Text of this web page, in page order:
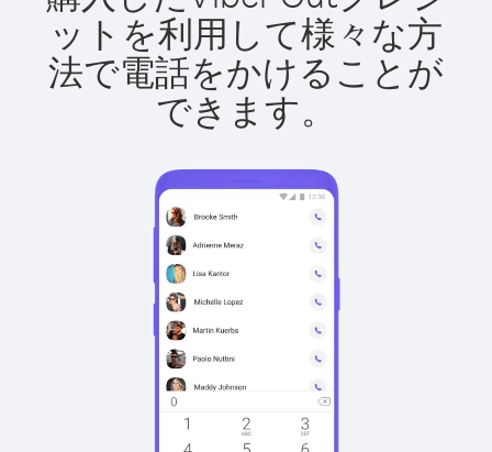
ットを利用して様々な方
法で電話をかけることが
できます。